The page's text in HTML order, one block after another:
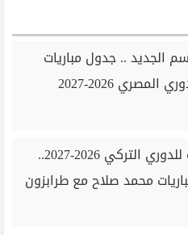
الجديد .. جدول مباريات
2026-2027
القنوات الناقلة للدوري التركي 2026-2027..
محمد صلاح مع طرابزون